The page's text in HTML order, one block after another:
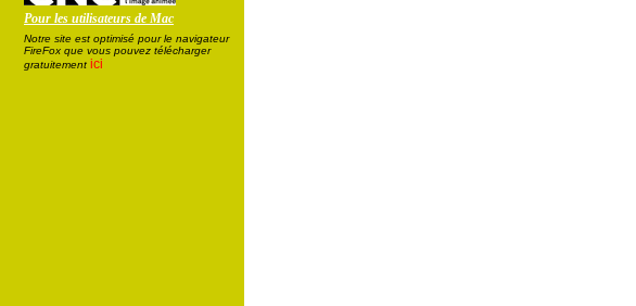
Pour les utilisateurs de Mac
Notre site est optimisé pour le navigateur
FireFox que vous pouvez télécharger
gratuitement ici